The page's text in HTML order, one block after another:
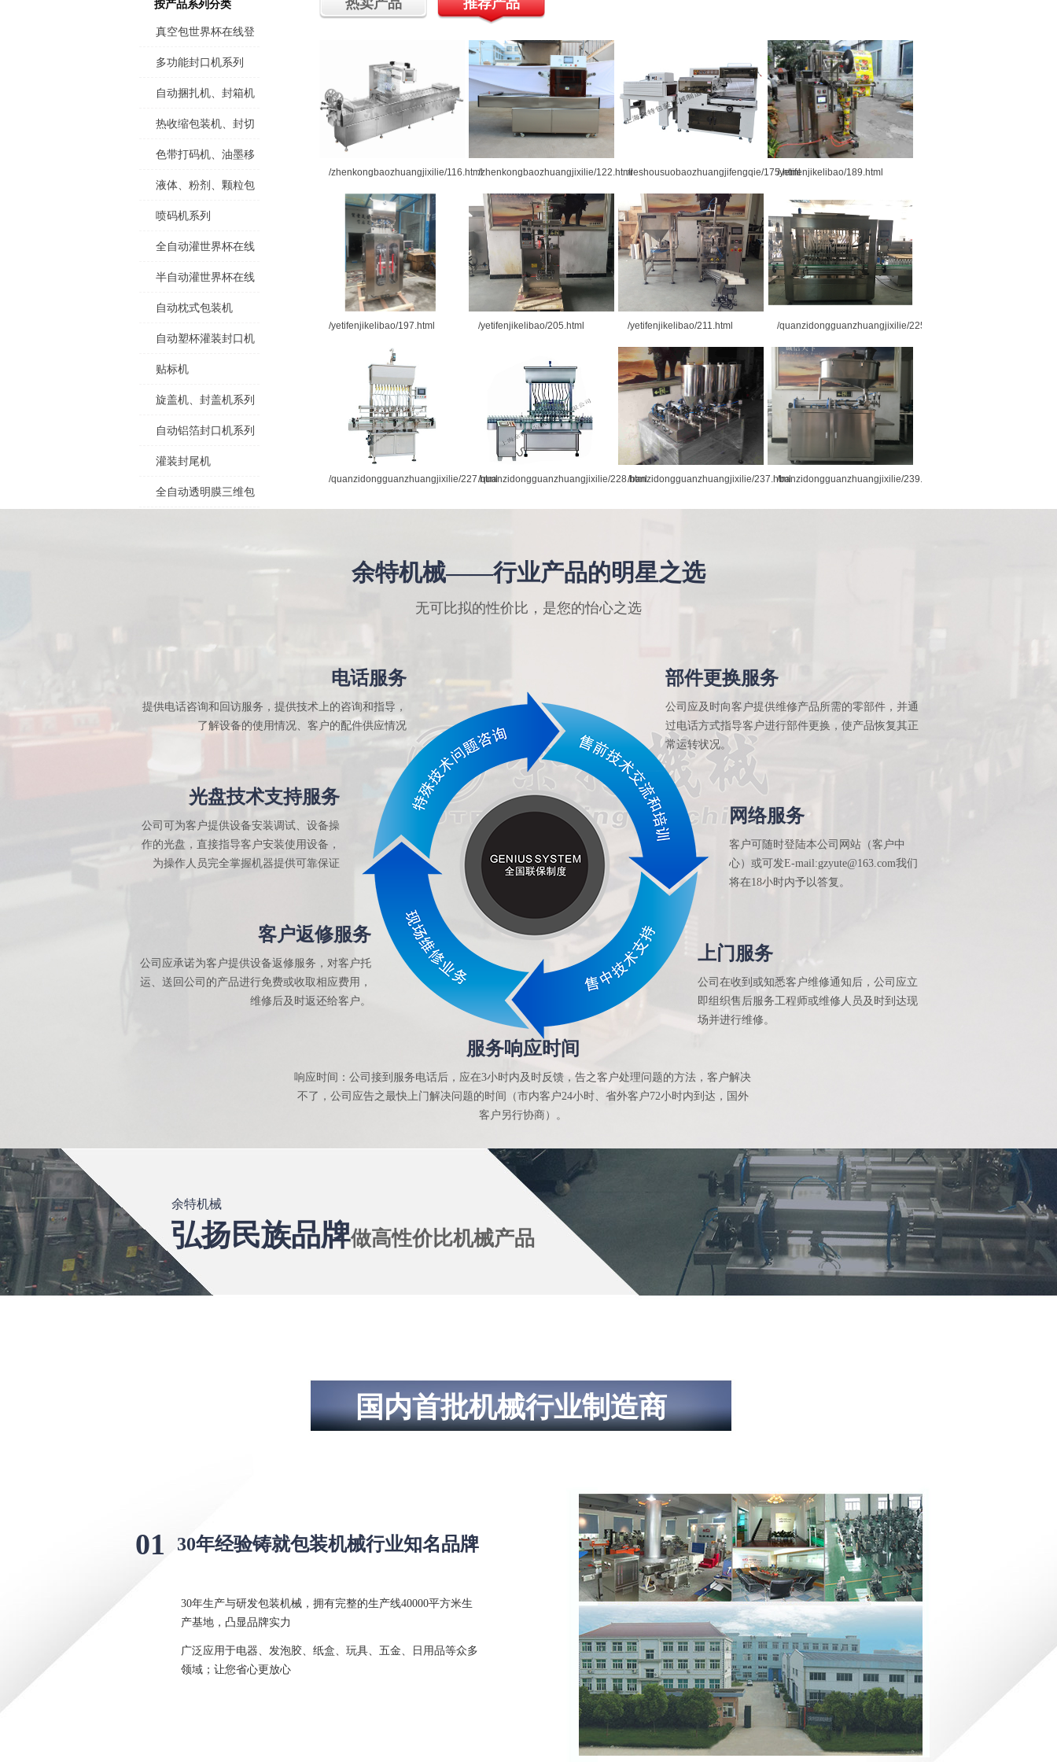
按产品系列分类
真空包世界杯在线登
录,世界杯（中国）官
方在线登录
多功能封口机系列
自动捆扎机、封箱机
热收缩包装机、封切
色带打码机、油墨移
液体、粉剂、颗粒包
喷码机系列
全自动灌世界杯在线
登录,世界杯（中国）
官方在线登录
半自动灌世界杯在线
登录,世界杯（中国）
官方在线登录
自动枕式包装机
自动塑杯灌装封口机
贴标机
旋盖机、封盖机系列
自动铝箔封口机系列
灌装封尾机
全自动透明膜三维包
热卖产品 推荐产品
/zhenkongbaozhuangjixilie/116.html/zhenkongbaozhuangjixilie/122.html/reshousuobaozhuangjifengqie/175.html/yetifenjikelibao/189.html
/yetifenjikelibao/197.html /yetifenjikelibao/205.html /yetifenjikelibao/211.html /quanzidongguanzhuangjixilie/225.html
/quanzidongguanzhuangjixilie/227.html/quanzidongguanzhuangjixilie/228.html/banzidongguanzhuangjixilie/237.html/banzidongguanzhuangjixilie/239.html
余特机械——行业产品的明星之选
无可比拟的性价比，是您的怡心之选
电话服务
提供电话咨询和回访服务，提供技术上的咨询和指导，
了解设备的使用情况、客户的配件供应情况
部件更换服务
公司应及时向客户提供维修产品所需的零部件，并通
过电话方式指导客户进行部件更换，使产品恢复其正
常运转状况。
光盘技术支持服务
公司可为客户提供设备安装调试、设备操
作的光盘，直接指导客户安装使用设备，
为操作人员完全掌握机器提供可靠保证
网络服务
客户可随时登陆本公司网站（客户中
心）或可发E-mail:gzyute@163.com我们
将在18小时内予以答复。
客户返修服务
公司应承诺为客户提供设备返修服务，对客户托
运、送回公司的产品进行免费或收取相应费用，
维修后及时返还给客户。
上门服务
公司在收到或知悉客户维修通知后，公司应立
即组织售后服务工程师或维修人员及时到达现
场并进行维修。
服务响应时间
响应时间：公司接到服务电话后，应在3小时内及时反馈，告之客户处理问题的方法，客户解决
不了，公司应告之最快上门解决问题的时间（市内客户24小时、省外客户72小时内到达，国外
客户另行协商）。
余特机械
弘扬民族品牌做高性价比机械产品
国内首批机械行业制造商
01 30年经验铸就包装机械行业知名品牌
30年生产与研发包装机械，拥有完整的生产线40000平方米生
产基地，凸显品牌实力
广泛应用于电器、发泡胶、纸盒、玩具、五金、日用品等众多
领域；让您省心更放心